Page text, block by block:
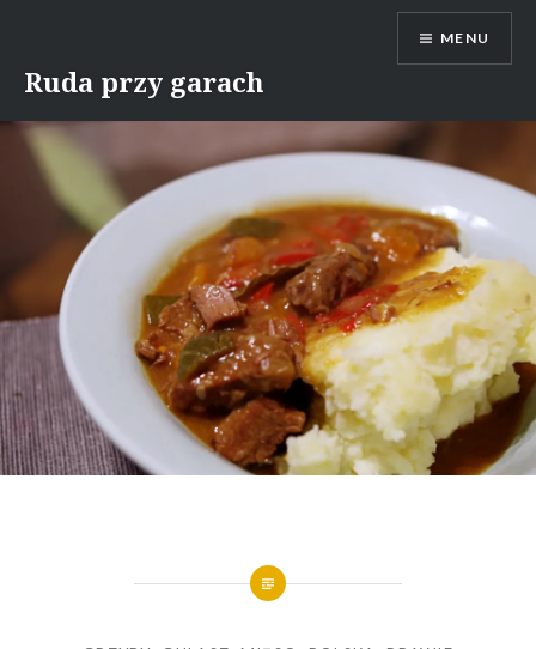
content
Ruda przy garach
MENU